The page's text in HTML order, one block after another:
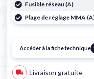
Fusible réseau (A)
Plage de réglage MMA
Accéder à la fiche technique
Livraison gratuite